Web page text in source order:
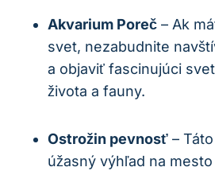
Akvarium Poreč – Ak
svet, nezabudnite
a objaviť fascinujúci
života a fauny.
Ostrožin pevnosť –
úžasný výhľad na